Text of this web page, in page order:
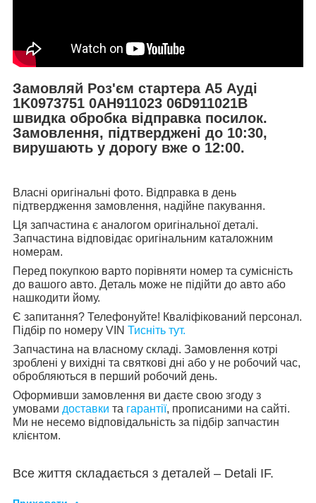
Замовляй Роз'єм стартера А5 Ауді
1K0973751 0AH911023 06D911021B
швидка обробка відправка посилок.
Замовлення, підтверджені до 10:30,
вирушають у дорогу вже о 12:00.
Власні оригінальні фото. Відправка в день
підтвердження замовлення, надійне пакування.
Ця запчастина є аналогом оригінальної деталі.
Запчастина відповідає оригінальним каталожним
номерам.
Перед покупкою варто порівняти номер та сумісність
до вашого авто. Деталь може не підійти до авто або
нашкодити йому.
Є запитання? Телефонуйте! Кваліфікований персонал.
Підбір по номеру VIN Тисніть тут.
Запчастина на власному складі. Замовлення котрі
зроблені у вихідні та святкові дні або у не робочий час,
обробляються в перший робочий день.
Оформивши замовлення ви даєте свою згоду з
умовами доставки та гарантії, прописаними на сайті.
Ми не несемо відповідальність за підбір запчастин
клієнтом.
Все життя складається з деталей – Detali IF.